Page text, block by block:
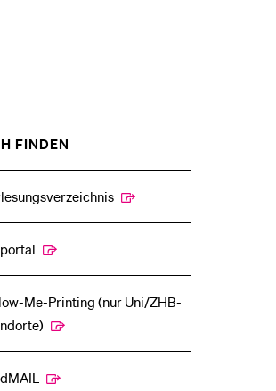
FINDEN
%1$S
UNTERMENÜ
Me-Printing­ ­(nur Uni/ZHB-